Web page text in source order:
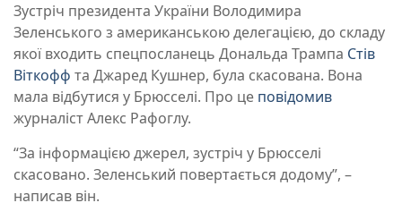
Зустріч президента України Володимира
Зеленського з американською делегацією, до складу
якої входить спецпосланець Дональда Трампа Стів
Віткофф та Джаред Кушнер, була скасована. Вона
мала відбутися у Брюсселі. Про це повідомив
журналіст Алекс Рафоглу.
“За інформацією джерел, зустріч у Брюсселі
скасовано. Зеленський повертається додому”, –
написав він.